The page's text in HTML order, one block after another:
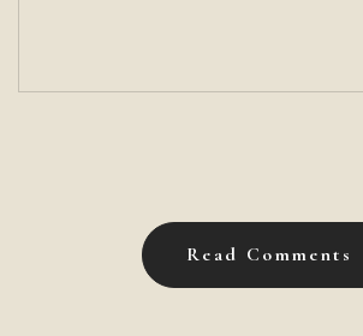
Read Comments